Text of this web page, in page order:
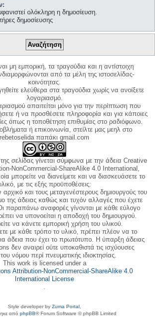
ολόκληρη η δημοσίευση.
δημοσίευσης
μη εμπορική, τα τραγούδια και η αντίστοιχη
από τα μέλη της ιστοσελίδας-
κοινότητας.
ελεύθερα στα τραγούδια χωρίς να ανοίξετε
λογαριασμό.
απαιτείται μόνο για την περίπτωση που
ή να προσθέσετε πληροφορία και για κάποιες
όπως η τοποθέτηση επιθυμίας στο ραδιόφωνο.
ή επικοινωνία, στείλτε μας μεηλ στο
rebetoselida παπάκι gmail.com
σελίδας γίνεται σύμφωνα με την άδεια Creative
NonCommercial-ShareAlike 4.0 International,
μπορείτε να διανείμετε και να διασκευάσετε το
με τις εξής προϋποθέσεις:
και τους μεταγενέστερους δημιουργούς του
της άδειας καθώς και τυχόν αλλαγές που έχετε
παραπάνω αναφορές γίνονται με κάθε εύλογο
να υπονοείται η αποδοχή του δημιουργού.
να κάνετε εμπορική χρήση του υλικού.
με κάθε τρόπο το υλικό, πρέπει πλέον να το
άδεια που έχει το πρωτότυπο. Η ύπαρξη άδειας
δεν αναιρεί ούτε υποκαθιστά τις ισχύουσες
του νόμου περί πνευματικής ιδιοκτησίας.
This work is licensed under a
Attribution-NonCommercial-ShareAlike 4.0
International License
Style developer by Zuma Portal ,
από phpBB® Forum Software © phpBB Limited